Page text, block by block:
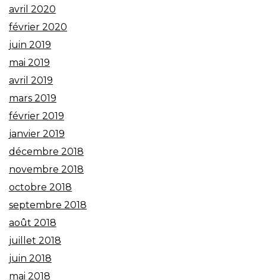
avril 2020
février 2020
juin 2019
mai 2019
avril 2019
mars 2019
février 2019
janvier 2019
décembre 2018
novembre 2018
octobre 2018
septembre 2018
août 2018
juillet 2018
juin 2018
mai 2018